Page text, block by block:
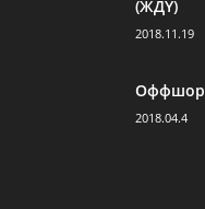
(ЖДҮ)
2018.11.19
Оффшор
2018.04.4